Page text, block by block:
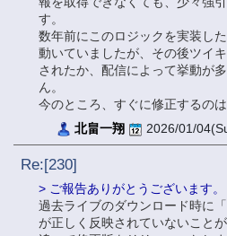
す。
数年前にこのロジックを実装し
動いていましたが、その後ツイ
されたか、配信によって挙動が
ん。
今のところ、すぐに修正するのは
北畠一翔
2026/01/
Re:[230]
> ご報告ありがとうございます。
過去ライブのダウンロード時に
が正しく反映されていないことが